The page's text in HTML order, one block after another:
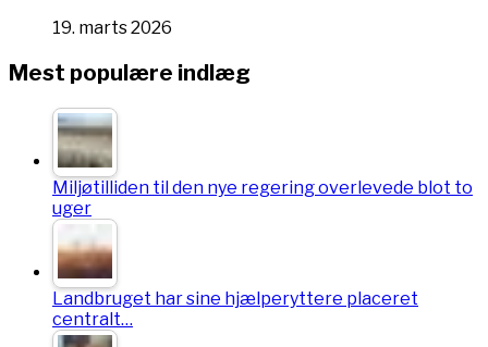
19. marts 2026
Mest populære indlæg
Miljøtilliden til den nye regering overlevede blot to
uger
Landbruget har sine hjælperyttere placeret
centralt…